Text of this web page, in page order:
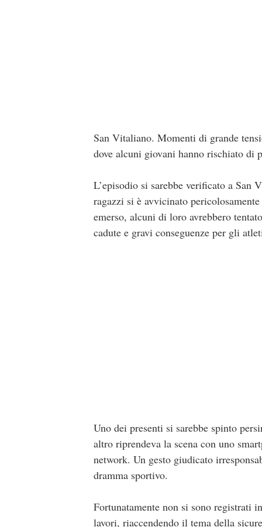
San Vitaliano. Momenti di grande
dove alcuni giovani hanno rischiato di
L’episodio si sarebbe verificato a
ragazzi si è avvicinato
emerso, alcuni di loro avrebbero
cadute e gravi conseguenze per gli
Uno dei presenti si sarebbe spinto
altro riprendeva la scena con uno
network. Un gesto giudicato
dramma sportivo.
Fortunatamente non si sono registrati
lavori, riaccendendo il tema della